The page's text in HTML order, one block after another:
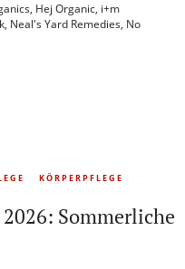
, Hej Organic, i+m
, Neal's Yard Remedies, No
KÖRPERPFLEGE
Sommerliche